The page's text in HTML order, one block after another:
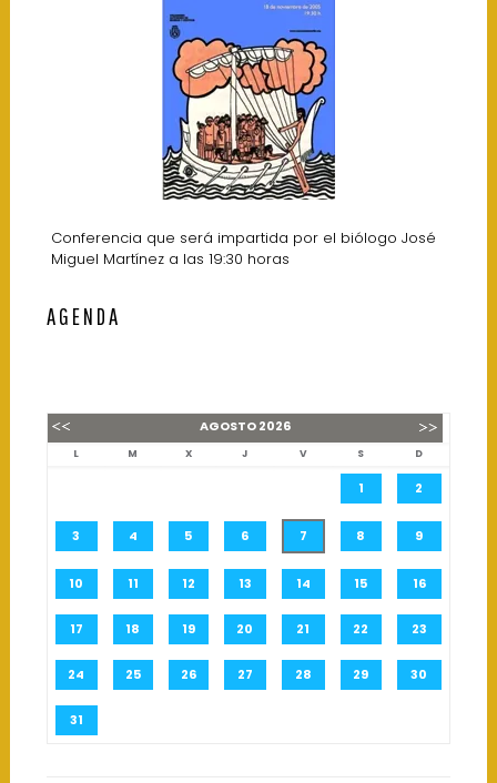
Conferencia que será impartida por el biólogo José
Miguel Martínez a las 19:30 horas
AGENDA
AGOSTO2026
L M X J V S D
1 2
3 4 5 6 7 8 9
10 11 12 13 14 15 16
17 18 19 20 21 22 23
24 25 26 27 28 29 30
31